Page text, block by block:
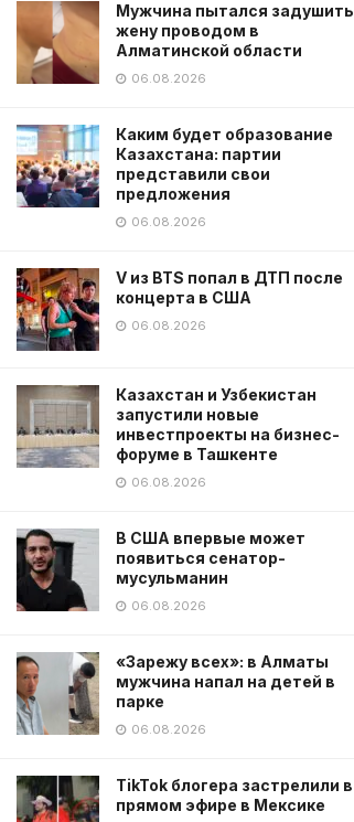
Мужчина пытался задушить
жену проводом в
Алматинской области
06.08.2026
Каким будет образование
Казахстана: партии
представили свои
предложения
06.08.2026
V из BTS попал в ДТП после
концерта в США
06.08.2026
Казахстан и Узбекистан
запустили новые
инвестпроекты на бизнес-
форуме в Ташкенте
06.08.2026
В США впервые может
появиться сенатор-
мусульманин
06.08.2026
«Зарежу всех»: в Алматы
мужчина напал на детей в
парке
06.08.2026
TikTok блогера застрелили в
прямом эфире в Мексике